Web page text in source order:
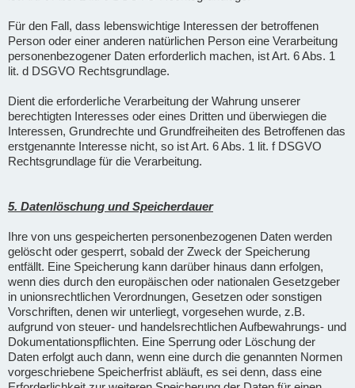
Für den Fall, dass lebenswichtige Interessen der betroffenen
Person oder einer anderen natürlichen Person eine Verarbeitung
personenbezogener Daten erforderlich machen, ist Art. 6 Abs. 1
lit. d DSGVO Rechtsgrundlage.
Dient die erforderliche Verarbeitung der Wahrung unserer
berechtigten Interesses oder eines Dritten und überwiegen die
Interessen, Grundrechte und Grundfreiheiten des Betroffenen das
erstgenannte Interesse nicht, so ist Art. 6 Abs. 1 lit. f DSGVO
Rechtsgrundlage für die Verarbeitung.
5. Datenlöschung und Speicherdauer
Ihre von uns gespeicherten personenbezogenen Daten werden
gelöscht oder gesperrt, sobald der Zweck der Speicherung
entfällt. Eine Speicherung kann darüber hinaus dann erfolgen,
wenn dies durch den europäischen oder nationalen Gesetzgeber
in unionsrechtlichen Verordnungen, Gesetzen oder sonstigen
Vorschriften, denen wir unterliegt, vorgesehen wurde, z.B.
aufgrund von steuer- und handelsrechtlichen Aufbewahrungs- und
Dokumentationspflichten. Eine Sperrung oder Löschung der
Daten erfolgt auch dann, wenn eine durch die genannten Normen
vorgeschriebene Speicherfrist abläuft, es sei denn, dass eine